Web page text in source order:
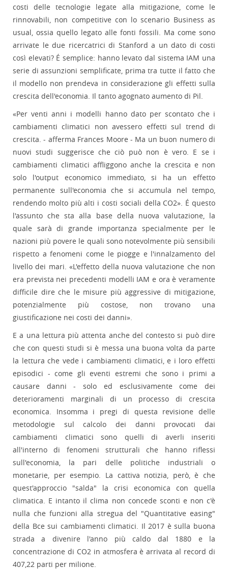
costi delle tecnologie legate alla mitigazione, come le
rinnovabili, non competitive con lo scenario Business as
usual, ossia quello legato alle fonti fossili. Ma come sono
arrivate le due ricercatrici di Stanford a un dato di costi
così elevati? É semplice: hanno levato dal sistema IAM una
serie di assunzioni semplificate, prima tra tutte il fatto che
il modello non prendeva in considerazione gli effetti sulla
crescita dell'economia. Il tanto agognato aumento di Pil.
«Per venti anni i modelli hanno dato per scontato che i
cambiamenti climatici non avessero effetti sul trend di
crescita. - afferma Frances Moore - Ma un buon numero di
nuovi studi suggerisce che ciò può non è vero. E se i
cambiamenti climatici affliggono anche la crescita e non
solo l'output economico immediato, si ha un effetto
permanente sull'economia che si accumula nel tempo,
rendendo molto più alti i costi sociali della CO2». É questo
l'assunto che sta alla base della nuova valutazione, la
quale sarà di grande importanza specialmente per le
nazioni più povere le quali sono notevolmente più sensibili
rispetto a fenomeni come le piogge e l'innalzamento del
livello dei mari. «L'effetto della nuova valutazione che non
era prevista nei precedenti modelli IAM e ora è veramente
difficile dire che le misure più aggressive di mitigazione,
potenzialmente più costose, non trovano una
giustificazione nei costi dei danni».
E a una lettura più attenta anche del contesto si può dire
che con questi studi si è messa una buona volta da parte
la lettura che vede i cambiamenti climatici, e i loro effetti
episodici - come gli eventi estremi che sono i primi a
causare danni - solo ed esclusivamente come dei
deterioramenti marginali di un processo di crescita
economica. Insomma i pregi di questa revisione delle
metodologie sul calcolo dei danni provocati dai
cambiamenti climatici sono quelli di averli inseriti
all'interno di fenomeni strutturali che hanno riflessi
sull'economia, la pari delle politiche industriali o
monetarie, per esempio. La cattiva notizia, però, è che
quest'approccio "salda" la crisi economica con quella
climatica. E intanto il clima non concede sconti e non c'è
nulla che funzioni alla stregua del "Quantitative easing"
della Bce sui cambiamenti climatici. Il 2017 è sulla buona
strada a divenire l'anno più caldo dal 1880 e la
concentrazione di CO2 in atmosfera è arrivata al record di
407,22 parti per milione.